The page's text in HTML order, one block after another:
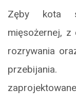
Zęby kota
mięsożernej,
rozrywania